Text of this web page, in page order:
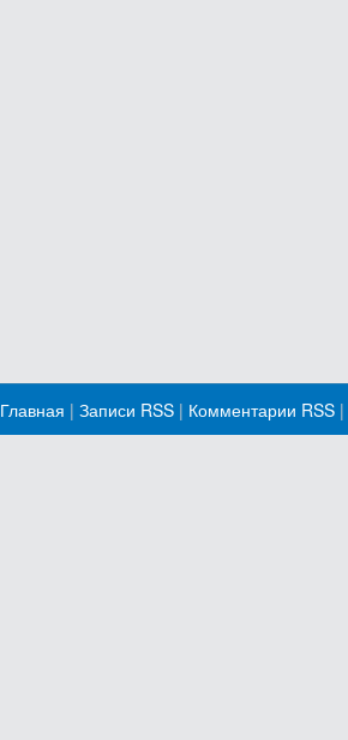
Главная | Записи RSS | Комментарии RSS |